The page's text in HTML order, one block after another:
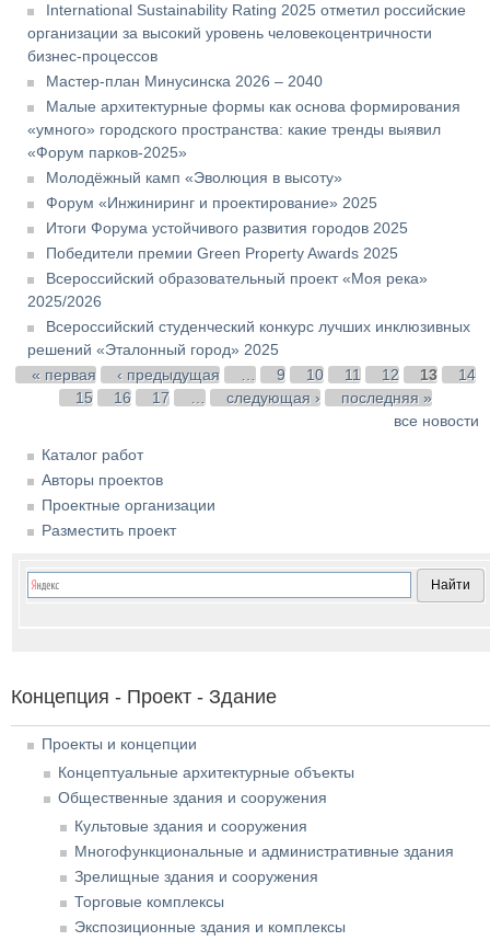
International Sustainability Rating 2025 отметил российские
организации за высокий уровень человекоцентричности
бизнес-процессов
Мастер-план Минусинска 2026 – 2040
Малые архитектурные формы как основа формирования
«умного» городского пространства: какие тренды выявил
«Форум парков-2025»
Молодёжный камп «Эволюция в высоту»
Форум «Инжиниринг и проектирование» 2025
Итоги Форума устойчивого развития городов 2025
Победители премии Green Property Awards 2025
Всероссийский образовательный проект «Моя река»
2025/2026
Всероссийский студенческий конкурс лучших инклюзивных
решений «Эталонный город» 2025
Страницы
« первая ‹ предыдущая 9 10 11 12 13
14
15
16 17 следующая ›
последняя »
все новости
Каталог работ
Авторы проектов
Проектные организации
Разместить проект
Концепция - Проект - Здание
Проекты и концепции
Концептуальные архитектурные объекты
Общественные здания и сооружения
Культовые здания и сооружения
Многофункциональные и административные здания
Зрелищные здания и сооружения
Торговые комплексы
Экспозиционные здания и комплексы